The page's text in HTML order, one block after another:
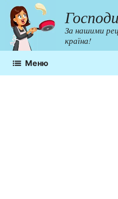
Перейти
до
контенту
За нашими
країна!
Меню